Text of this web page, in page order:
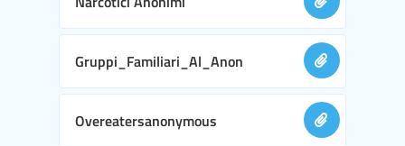
Gruppi_Familiari_Al_Anon
Overeatersanonymous